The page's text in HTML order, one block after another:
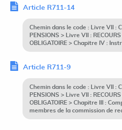
Article R711-14
Chemin dans le code : Livre VII :
PENSIONS > Livre VII :
OBLIGATOIRE > Chapitre IV :
Article R711-9
Chemin dans le code : Livre VII :
PENSIONS > Livre VII :
OBLIGATOIRE > Chapitre III :
membres de la commission de